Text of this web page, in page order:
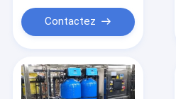
Contactez